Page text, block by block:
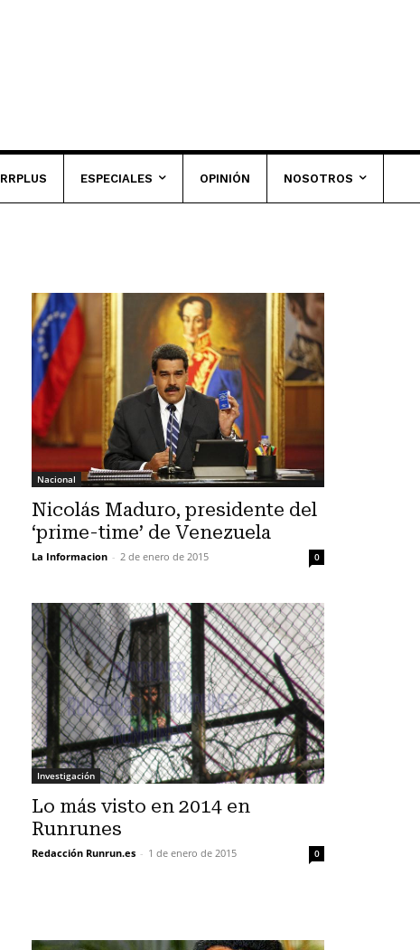
RRPLUS ESPECIALES OPINIÓN NOSOTROS
Nacional
Nicolás Maduro, presidente del
‘prime-time’ de Venezuela
La Informacion - 2 de enero de 2015 0
Investigación
Lo más visto en 2014 en
Runrunes
Redacción Runrun.es - 1 de enero de 2015 0